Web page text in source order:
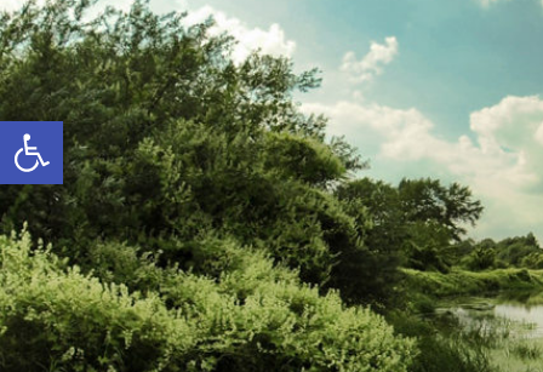
Otwórz pasek narzędzi